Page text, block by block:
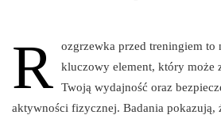
R
ozgrzewka przed treningiem to
kluczowy element, który może
Twoją wydajność oraz
aktywności fizycznej. Badania pokazują,